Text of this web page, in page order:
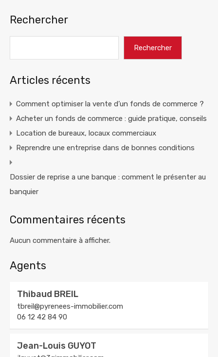
Rechercher
Rechercher
Articles récents
Comment optimiser la vente d’un fonds de commerce ?
Acheter un fonds de commerce : guide pratique, conseils
Location de bureaux, locaux commerciaux
Reprendre une entreprise dans de bonnes conditions
Dossier de reprise a une banque : comment le présenter au
banquier
Commentaires récents
Aucun commentaire à afficher.
Agents
Thibaud BREIL
tbreil@pyrenees-immobilier.com
06 12 42 84 90
Jean-Louis GUYOT